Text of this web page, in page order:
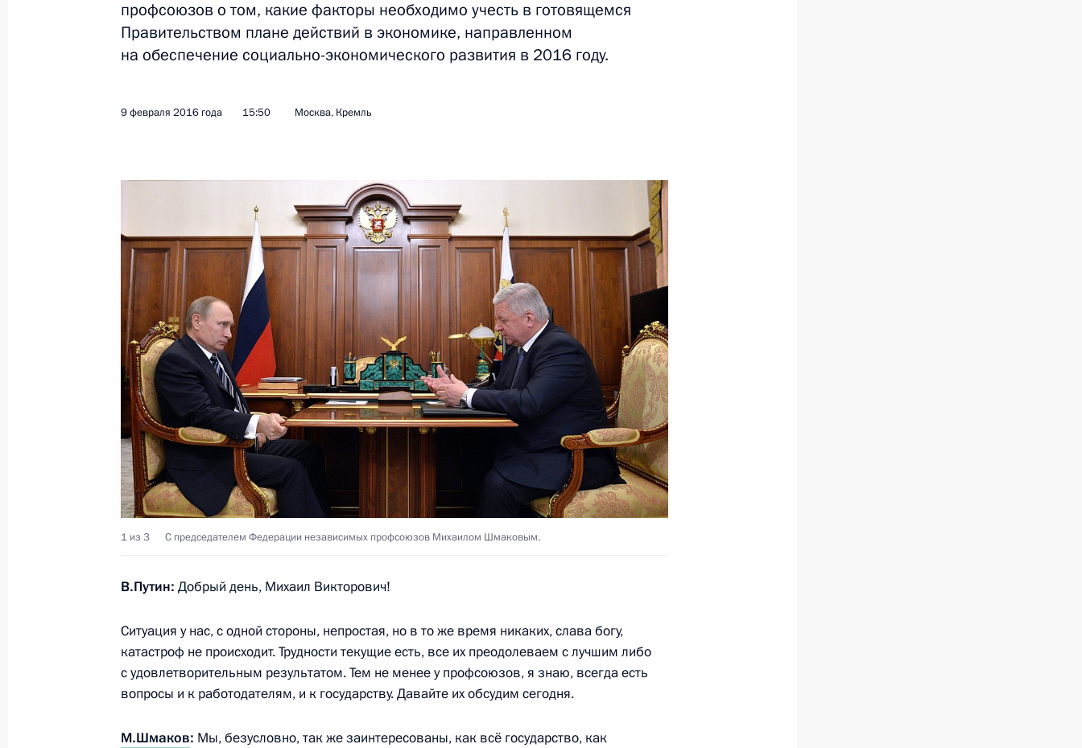
Показать следующие материалы
16 февраля 2016 года, вторник
16 февраля 2016 года, 14:40
15 февраля 2016 года, понедельник
Встреча с президентом Российского союза промышленников
и предпринимателей Александром Шохиным
15 февраля 2016 года, 16:10 Московская область, Ново-Огарёво
Рабочая встреча с губернатором Ненецкого автономного округа
Игорем Кошиным
15 февраля 2016 года, 14:00 Московская область, Ново-Огарёво
3
12 февраля 2016 года, пятница
12 февраля 2016 года, 21:30 Набережные Челны
Заседание Военно-промышленной комиссии
12 февраля 2016 года, 18:30 Набережные Челны
профсоюзов о том, какие факторы необходимо учесть в готовящемся
Правительством плане действий в экономике, направленном
на обеспечение социально-экономического развития в 2016 году.
9 февраля 2016 года 15:50 Москва, Кремль
1 из 3 С председателем Федерации независимых профсоюзов Михаилом Шмаковым.
В.Путин: Добрый день, Михаил Викторович!
Ситуация у нас, с одной стороны, непростая, но в то же время никаких, слава богу,
катастроф не происходит. Трудности текущие есть, все их преодолеваем с лучшим либо
с удовлетворительным результатом. Тем не менее у профсоюзов, я знаю, всегда есть
вопросы и к работодателям, и к государству. Давайте их обсудим сегодня.
М.Шмаков: Мы, безусловно, так же заинтересованы, как всё государство, как